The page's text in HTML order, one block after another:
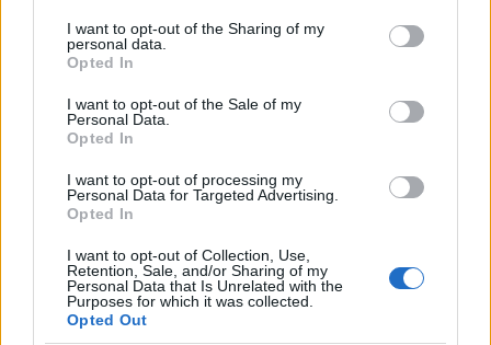
not limited to your visit or usage behaviour. You may click to
grant or deny consent to Google and its third-party tags to
use your data for below specified purposes in below Google
consent section.
I want to opt-out of the Sharing of my
personal data.
Opted In
I want to opt-out of the Sale of my
Personal Data.
Opted In
I want to opt-out of processing my
Personal Data for Targeted Advertising.
Opted In
I want to opt-out of Collection, Use,
Retention, Sale, and/or Sharing of my
Personal Data that Is Unrelated with the
Purposes for which it was collected.
Opted Out
BARLANGJÁT